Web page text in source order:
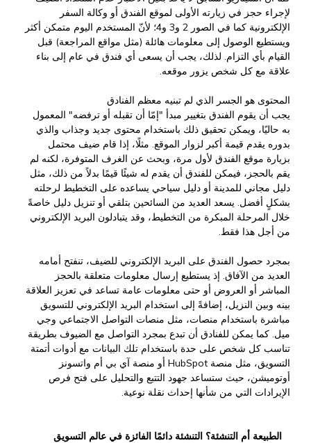
لإجراء حجز في زيارته الأولى لموقع الفندق أو وكالة السفر
الإلكترونية كما في الصور 2 و3 و4؛ لأنّ المستخدم اليوم متمكن أكثر
ويستطيع الوصول إلى معلومات هائلة (مثل مواقع المراجعة) قبل
القيام بأي التزام. لذلك، يجب أن يسعى أي فندق في عام إلى بناء
علاقة مع كل شخص يزور موقعه.
المحتوى هو الجسر الذي لم تبنيه معظم الفنادق
يجب أن يقوم الفندق بتغيير مبدأ "إمّا أن تقبله أو ترفضه" المعمول
به حاليًا، ويمكن تحقيق ذلك باستخدام محتوى جديد وجذاب والذي
بدوره يقدم قيمة أكبر لزوار الموقع. مثلًا، إذا قام ضيف محتمل
بزيارة موقع الفندق لأول مرة، وبحث عن الغرف المتوفرة، لكنه لم
يقم بالحجز، فيمكن للفندق أن يقدم له شيئًا قيمًا بدلاً من ذلك، مثل
دليل مجاني للمدينة أو دليل سياحي يساعده على التخطيط لرحلته
بشكلٍ أفضل. يسعد العديد من السائحين بتلقي أو تنزيل دليل خاصةً
خلال المرحلة المبكرة من التخطيط، وقد يتبادلون البريد الإلكتروني
من أجل هذا فقط.
بمجرد حصول الفندق على البريد الإلكتروني للضيف، تنفتح أمامه
العديد من الآفاق. إذ يستطيع إرسال معلومات متعلقة بالحجز
المباشر أو العروض أو حتى معلومات عامة تساعد في تعزيز العلاقة
بينه وبين النزيل، إضافةً إلى استخدام البريد الإلكتروني للتسويق
مباشرة باستخدام منصات، مثل منصات التواصل الاجتماعي وجي
ميل. كما يمكن للفنادق أن تبدع بمجرد التواصل مع الضيوف بطريقة
تناسب كل شخص على حدة باستخدام تلك البيانات مع أدوات أتمتة
التسويق، مثل منصة HubSpot أو منصة آي بي أم واتسونز
أوتوميشن، حيث ستساعد جهود التتبع والتحليل على فتح فرص
الإيرادات التي من شأنها إحداث نقلة نوعية.
الطبيعة أم التنشئة؟ التنشئة دائمًا الفائزة في عالم التسويق